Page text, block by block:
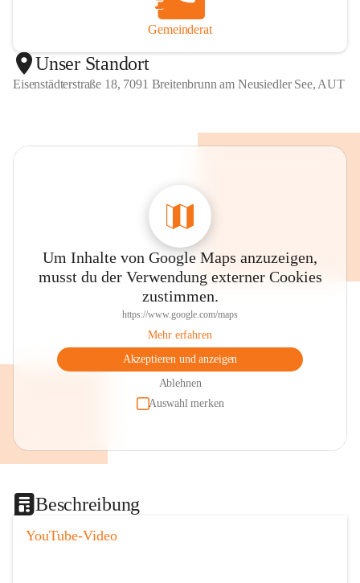
Gemeinderat
Unser Standort
Eisenstädterstraße 18, 7091 Breitenbrunn am Neusiedler See, AUT
Um Inhalte von Google Maps anzuzeigen,
musst du der Verwendung externer Cookies
zustimmen.
https://www.google.com/maps
Mehr erfahren
Akzeptieren und anzeigen
Ablehnen
Auswahl merken
Beschreibung
YouTube-Video